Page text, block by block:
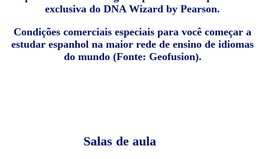
exclusiva do DNA Wizard by Pearson.
Condições comerciais especiais para você começar a
estudar espanhol na maior rede de ensino de idiomas
do mundo (Fonte: Geofusion).
Salas de aula